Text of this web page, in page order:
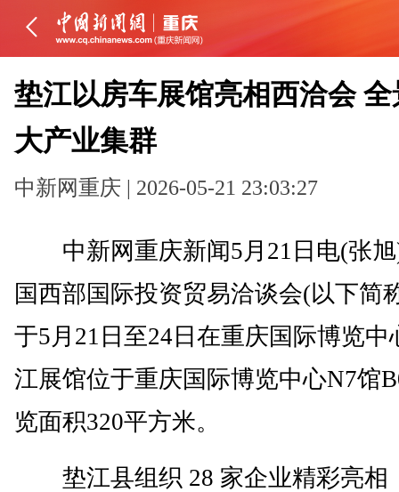
垫江以房车展馆亮相西洽会
大产业集群
中新网重庆 | 2026-05-21 23:03:27
中新网重庆新闻5月21日电(张旭
国西部国际投资贸易洽谈会(以下简
于5月21日至24日在重庆国际博览中
江展馆位于重庆国际博览中心N7馆
览面积320平方米。
垫江县组织 28 家企业精彩亮相